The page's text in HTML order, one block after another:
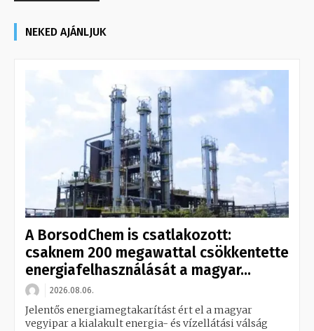
NEKED AJÁNLJUK
A BorsodChem is csatlakozott:
csaknem 200 megawattal csökkentette
energiafelhasználását a magyar...
2026.08.06.
Jelentős energiamegtakarítást ért el a magyar
vegyipar a kialakult energia- és vízellátási válság